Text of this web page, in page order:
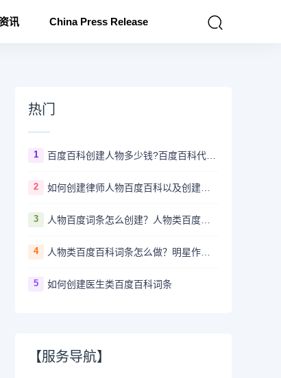
讯 China Press Release
热门
1 百度百科创建人物多少钱?百度百科代创建的价格
2 如何创建律师人物百度百科以及创建注意事项
3 人物百度词条怎么创建？人物类百度百科创建编辑更新技巧
4 人物类百度百科词条怎么做？明星作家创建修改百科如何提高通过率？
5 如何创建医生类百度百科词条
【服务导航】